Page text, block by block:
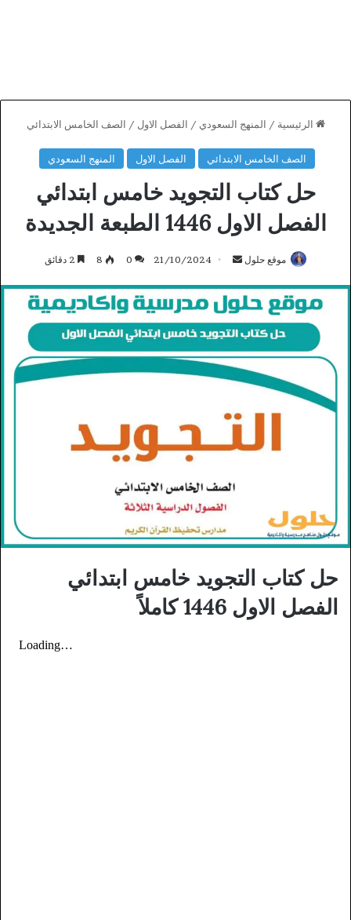
الرئيسية / المنهج السعودي / الفصل الاول / الصف الخامس الابتدائي
الصف الخامس الابتدائي الفصل الاول المنهج السعودي
حل كتاب التجويد خامس ابتدائي
الفصل الاول 1446 الطبعة الجديدة
موقع حلول
أرسل
إلكترونيا
21/10/2024
0
8
حل كتاب التجويد خامس ابتدائي
الفصل الاول 1446 كاملاً